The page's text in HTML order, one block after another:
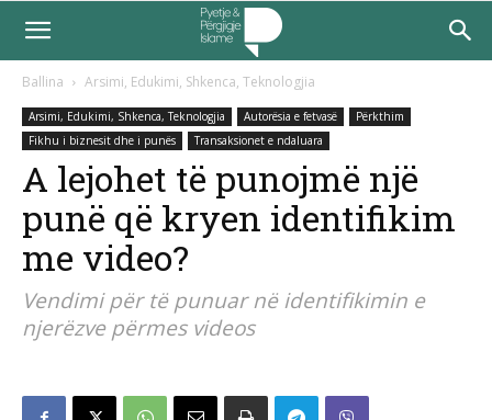
Ballina Arsimi, Edukimi, Shkenca, Teknologjia
Arsimi, Edukimi, Shkenca, Teknologjia Autorësia e fetvasë
Përkthim
Fikhu i biznesit dhe i punës
Transaksionet e ndaluara
A lejohet të punojmë një
punë që kryen identifikim
me video?
Vendimi për të punuar në identifikimin e
njerëzve përmes videos